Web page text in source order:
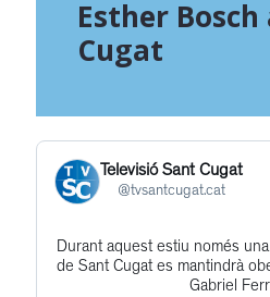
Esther Bosch
Cugat
Televisió Sant Cugat
@tvsantcugat.cat
to
Durant aquest estiu només
de Sant Cugat es mantindrà
Gabriel